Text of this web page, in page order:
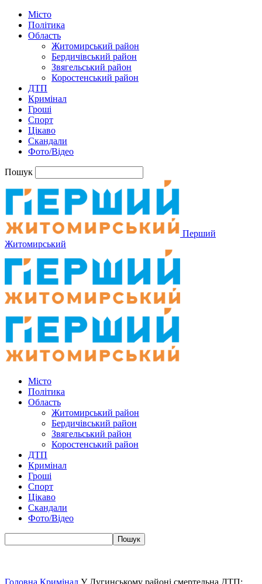
Місто
Політика
Область
Житомирський район
Бердичівський район
Звягельський район
Коростенський район
ДТП
Кримінал
Гроші
Спорт
Цікаво
Скандали
Фото/Відео
Пошук
Перший
Житомирський
Місто
Політика
Область
Житомирський район
Бердичівський район
Звягельський район
Коростенський район
ДТП
Кримінал
Гроші
Спорт
Цікаво
Скандали
Фото/Відео
Головна Кримінал У Лугинському районі смертельна ДТП: